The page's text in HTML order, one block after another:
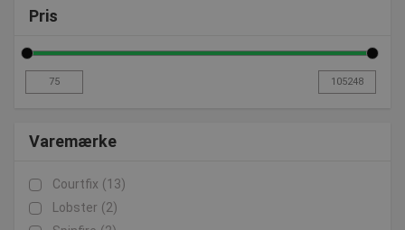
Pris
Varemærke
Courtfix (13)
Lobster (2)